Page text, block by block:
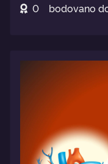
0 bodovano